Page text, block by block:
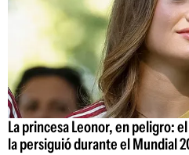
La princesa Leonor, en peligro:
la persiguió durante el Mundial